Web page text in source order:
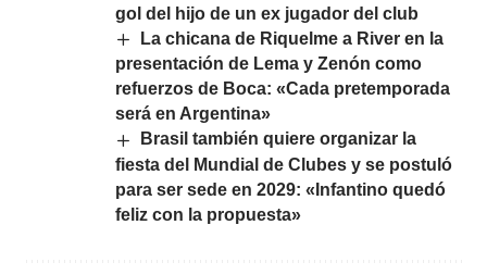
gol del hijo de un ex jugador del club
La chicana de Riquelme a River en la
presentación de Lema y Zenón como
refuerzos de Boca: «Cada pretemporada
será en Argentina»
Brasil también quiere organizar la
fiesta del Mundial de Clubes y se postuló
para ser sede en 2029: «Infantino quedó
feliz con la propuesta»